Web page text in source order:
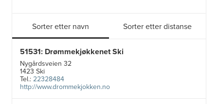
Sorter etter navn Sorter etter distanse
51531: Drømmekjøkkenet Ski
Nygårdsveien 32
1423 Ski
Tel.: 22328484
http://www.drommekjokken.no